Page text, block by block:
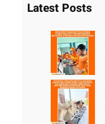
rLatest Posts